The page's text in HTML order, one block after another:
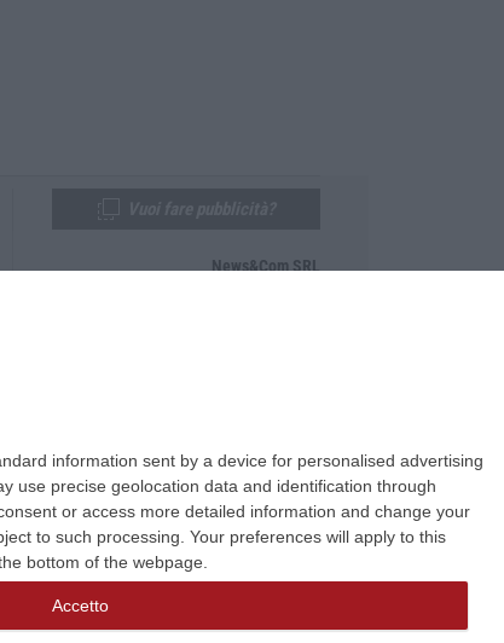
information sent by a device for personalised advertising
use precise geolocation data and identification through
or access more detailed information and change your
to such processing. Your preferences will apply to this
bottom of the webpage.
Accetto
News&Com SRL